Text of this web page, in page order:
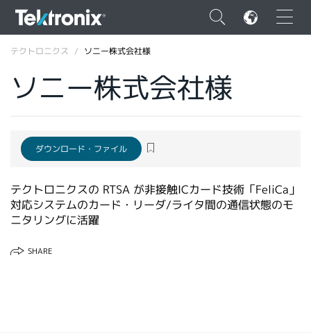
×
ENGLISH
FRANÇAIS
DEUTSCH
VIỆT NAM
テクトロニクス ソニー株式会社様
ソニー株式会社様
ダウンロード・ファイル
テクトロニクスの RTSA が非接触ICカード技術「FeliCa」
対応システムのカード・リーダ/ライタ間の通信状態のモ
ニタリングに活躍
SHARE